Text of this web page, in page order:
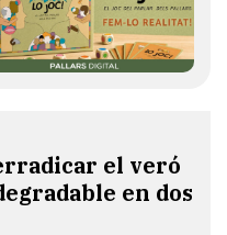
el veró
en dos